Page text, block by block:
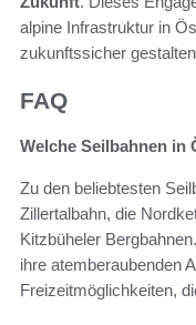
alpine Infrastruktur in
zukunftssicher
FAQ
Welche Seilbahnen in
Zu den beliebtesten
Zillertalbahn, die
Kitzbüheler
ihre atemberaubenden
Freizeitmöglichkeiten,